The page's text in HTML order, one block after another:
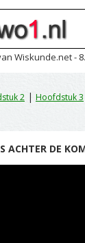
Wiskunde.net -
2 | Hoofdstuk 3
ACHTER DE